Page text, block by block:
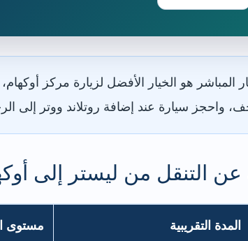
واحجز سيارة عند إضافة روتلاند ووتر إلى
التنقل من ليستر إلى
المدة التقريبية مستوى